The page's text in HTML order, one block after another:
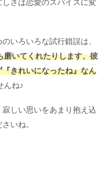
さは恋愛のスパイスに変
いろいろな試行錯誤は、
磨いてくれたりします、彼
きれいになったね』なん
んね♪
しい思いをあまり抱え込
いね。